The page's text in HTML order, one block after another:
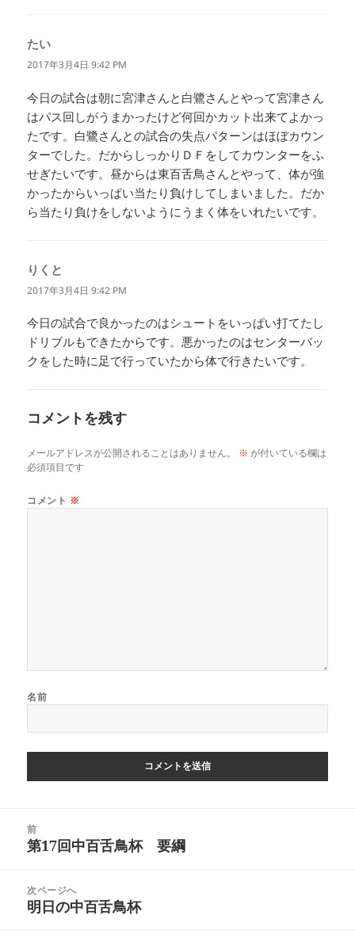
たい
り:
2017年3月4日 9:42 PM
今日の試合は朝に宮津さんと白鷺さんとやって宮津さん
はパス回しがうまかったけど何回かカット出来てよかっ
たです。白鷺さんとの試合の失点パターンはほぼカウン
ターでした。だからしっかりＤＦをしてカウンターをふ
せぎたいです。昼からは東百舌鳥さんとやって、体が強
かったからいっぱい当たり負けしてしまいました。だか
ら当たり負けをしないようにうまく体をいれたいです。
りくと
り:
2017年3月4日 9:42 PM
今日の試合で良かったのはシュートをいっぱい打てたし
ドリブルもできたからです。悪かったのはセンターバッ
クをした時に足で行っていたから体で行きたいです。
コメントを残す
メールアドレスが公開されることはありません。 ※ が付いている欄は
必須項目です
コメント ※
名前
前
前
投
稿:
第17回中百舌鳥杯 要綱
次ページへ
次
明日の中百舌鳥杯